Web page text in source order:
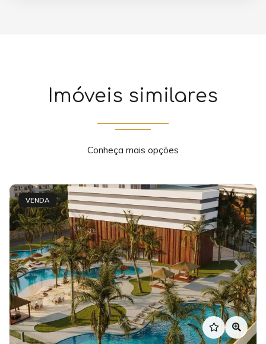
Imóveis similares
Conheça mais opções
VENDA
Previous Next